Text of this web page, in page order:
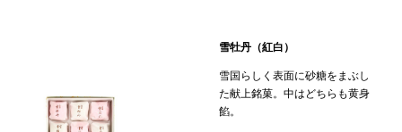
雪牡丹（紅白）
雪国らしく表面に砂糖をまぶし
た献上銘菓。中はどちらも黄身
餡。